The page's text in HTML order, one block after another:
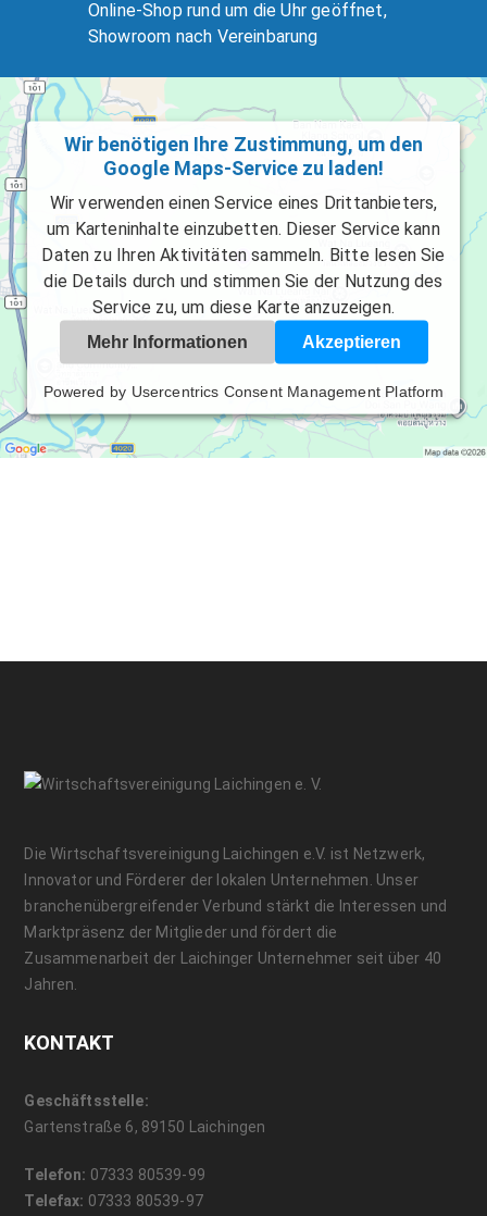
Online-Shop rund um die Uhr geöffnet,
Showroom nach Vereinbarung
Wir benötigen Ihre Zustimmung, um den
Google Maps-Service zu laden!
Wir verwenden einen Service eines Drittanbieters,
um Karteninhalte einzubetten. Dieser Service kann
Daten zu Ihren Aktivitäten sammeln. Bitte lesen Sie
die Details durch und stimmen Sie der Nutzung des
Service zu, um diese Karte anzuzeigen.
Mehr Informationen Akzeptieren
Powered by Usercentrics Consent Management Platform
Die Wirtschaftsvereinigung Laichingen e.V. ist Netzwerk,
Innovator und Förderer der lokalen Unternehmen. Unser
branchenübergreifender Verbund stärkt die Interessen und
Marktpräsenz der Mitglieder und fördert die
Zusammenarbeit der Laichinger Unternehmer seit über 40
Jahren.
KONTAKT
Geschäftsstelle:
Gartenstraße 6, 89150 Laichingen
Telefon: 07333 80539-99
Telefax: 07333 80539-97